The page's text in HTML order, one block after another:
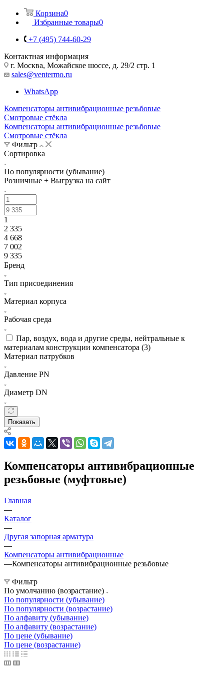
Корзина0
Избранные товары0
+7 (495) 744-60-29
Контактная информация
г. Москва, Можайское шоссе, д. 29/2 стр. 1
sales@ventermo.ru
WhatsApp
Компенсаторы антивибрационные резьбовые
Смотровые стёкла
Компенсаторы антивибрационные резьбовые
Смотровые стёкла
Фильтр
Сортировка
По популярности (убывание)
Розничные + Выгрузка на сайт
1
2 335
4 668
7 002
9 335
Бренд
Тип присоединения
Материал корпуса
Рабочая среда
Пар, воздух, вода и другие среды, нейтральные к
материалам конструкции компенсатора (3)
Материал патрубков
Давление PN
Диаметр DN
Показать
Компенсаторы антивибрационные
резьбовые (муфтовые)
Главная
—
Каталог
—
Другая запорная арматура
—
Компенсаторы антивибрационные
—Компенсаторы антивибрационные резьбовые
Фильтр
По умолчанию (возрастание)
По популярности (убывание)
По популярности (возрастание)
По алфавиту (убывание)
По алфавиту (возрастание)
По цене (убывание)
По цене (возрастание)